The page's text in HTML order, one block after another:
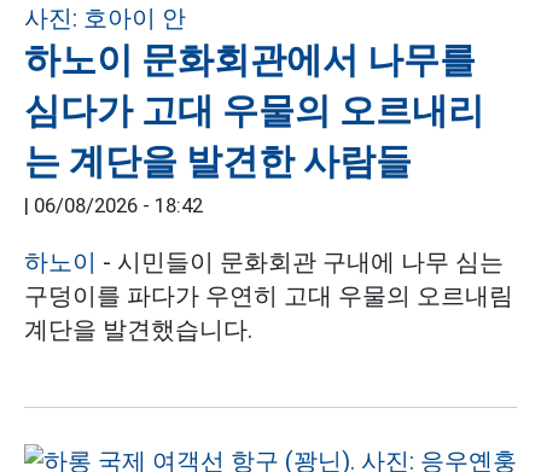
하노이 문화회관에서 나무를
심다가 고대 우물의 오르내리
는 계단을 발견한 사람들
| 06/08/2026 - 18:42
하노이 - 시민들이 문화회관 구내에 나무 심는
구덩이를 파다가 우연히 고대 우물의 오르내림
계단을 발견했습니다.